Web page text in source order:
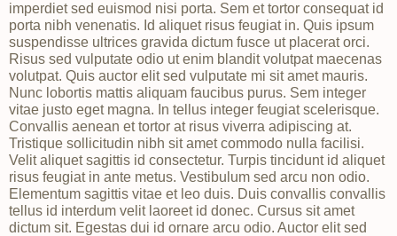
imperdiet sed euismod nisi porta. Sem et tortor consequat id
porta nibh venenatis. Id aliquet risus feugiat in. Quis ipsum
suspendisse ultrices gravida dictum fusce ut placerat orci.
Risus sed vulputate odio ut enim blandit volutpat maecenas
volutpat. Quis auctor elit sed vulputate mi sit amet mauris.
Nunc lobortis mattis aliquam faucibus purus. Sem integer
vitae justo eget magna. In tellus integer feugiat scelerisque.
Convallis aenean et tortor at risus viverra adipiscing at.
Tristique sollicitudin nibh sit amet commodo nulla facilisi.
Velit aliquet sagittis id consectetur. Turpis tincidunt id aliquet
risus feugiat in ante metus. Vestibulum sed arcu non odio.
Elementum sagittis vitae et leo duis. Duis convallis convallis
tellus id interdum velit laoreet id donec. Cursus sit amet
dictum sit. Egestas dui id ornare arcu odio. Auctor elit sed